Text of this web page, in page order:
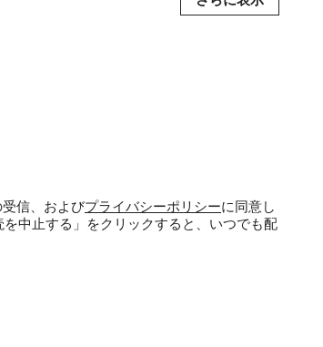
信、およびプライバシーポリシーに同意し
中止する」をクリックすると、いつでも配